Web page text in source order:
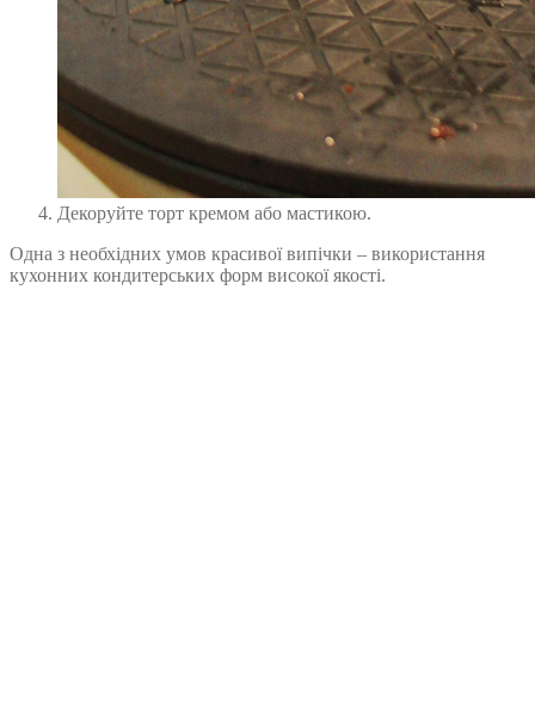
Декоруйте торт кремом або мастикою.
Одна з необхідних умов красивої випічки – використання
кухонних кондитерських форм високої якості.